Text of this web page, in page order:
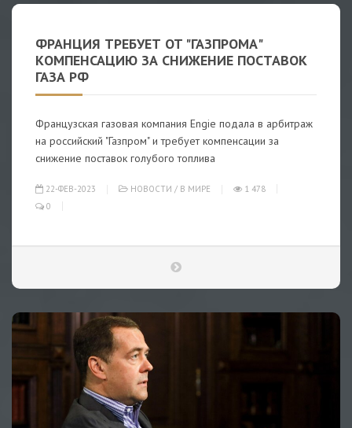
ФРАНЦИЯ ТРЕБУЕТ ОТ "ГАЗПРОМА"
КОМПЕНСАЦИЮ ЗА СНИЖЕНИЕ ПОСТАВОК
ГАЗА РФ
Французская газовая компания Engie подала в арбитраж
на российский "Газпром" и требует компенсации за
снижение поставок голубого топлива
22-ФЕВ-2023 НОВОСТИ / В МИРЕ
1 478
0